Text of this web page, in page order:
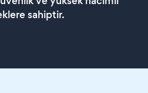
sahiptir.